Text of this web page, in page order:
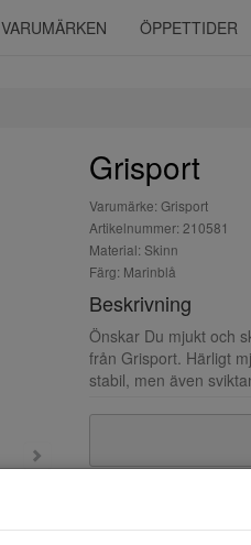
VARUMÄRKEN ÖPPETTIDER
Grisport
Varumärke: Grisport
Artikelnummer: 210581
Material: Skinn
Färg: Marinblå
Beskrivning
Önskar Du mjukt och
från Grisport. Härligt
stabil, men även